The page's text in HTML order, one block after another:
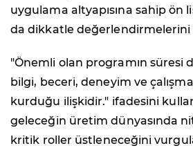
uygulama altyapısına sahip ön
da dikkatle değerlendirmelerini
"Önemli olan programın süresi
bilgi, beceri, deneyim ve
kurduğu ilişkidir." ifadesini
geleceğin üretim dünyasında
kritik roller üstleneceğini